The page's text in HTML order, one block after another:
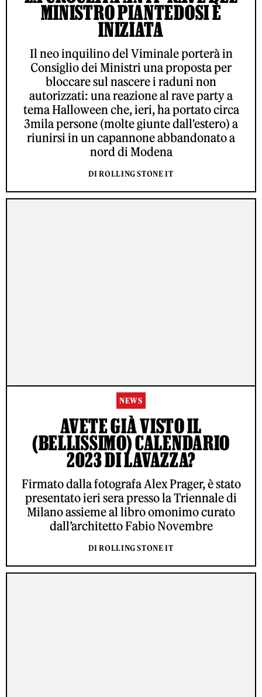
MINISTRO PIANTEDOSI È
INIZIATA
Il neo inquilino del Viminale porterà in
Consiglio dei Ministri una proposta per
bloccare sul nascere i raduni non
autorizzati: una reazione al rave party a
tema Halloween che, ieri, ha portato circa
3mila persone (molte giunte dall'estero) a
riunirsi in un capannone abbandonato a
nord di Modena
DI ROLLING STONE IT
NEWS
AVETE GIÀ VISTO IL
(BELLISSIMO) CALENDARIO
2023 DI LAVAZZA?
Firmato dalla fotografa Alex Prager, è stato
presentato ieri sera presso la Triennale di
Milano assieme al libro omonimo curato
dall’architetto Fabio Novembre
DI ROLLING STONE IT